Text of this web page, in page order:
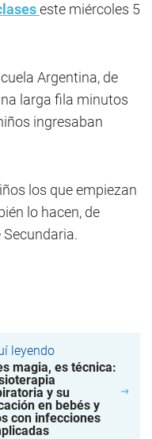
este miércoles 5
Argentina, de
larga fila minutos
ingresaban
los que empiezan
lo hacen, de
leyendo
magia, es técnica:
y su
en bebés y
con infecciones